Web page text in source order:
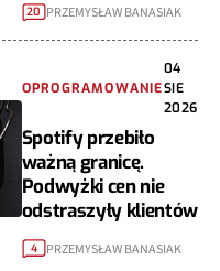
20 PRZEMYSŁAW BANASIAK
OPROGRAMOWANIE
04
SIE
2026
Spotify przebiło
ważną granicę.
Podwyżki cen nie
odstraszyły klientów
4 PRZEMYSŁAW BANASIAK